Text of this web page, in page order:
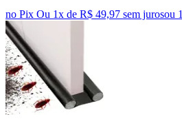
no Pix Ou 1x de R$ 49,97 sem jurosou 1